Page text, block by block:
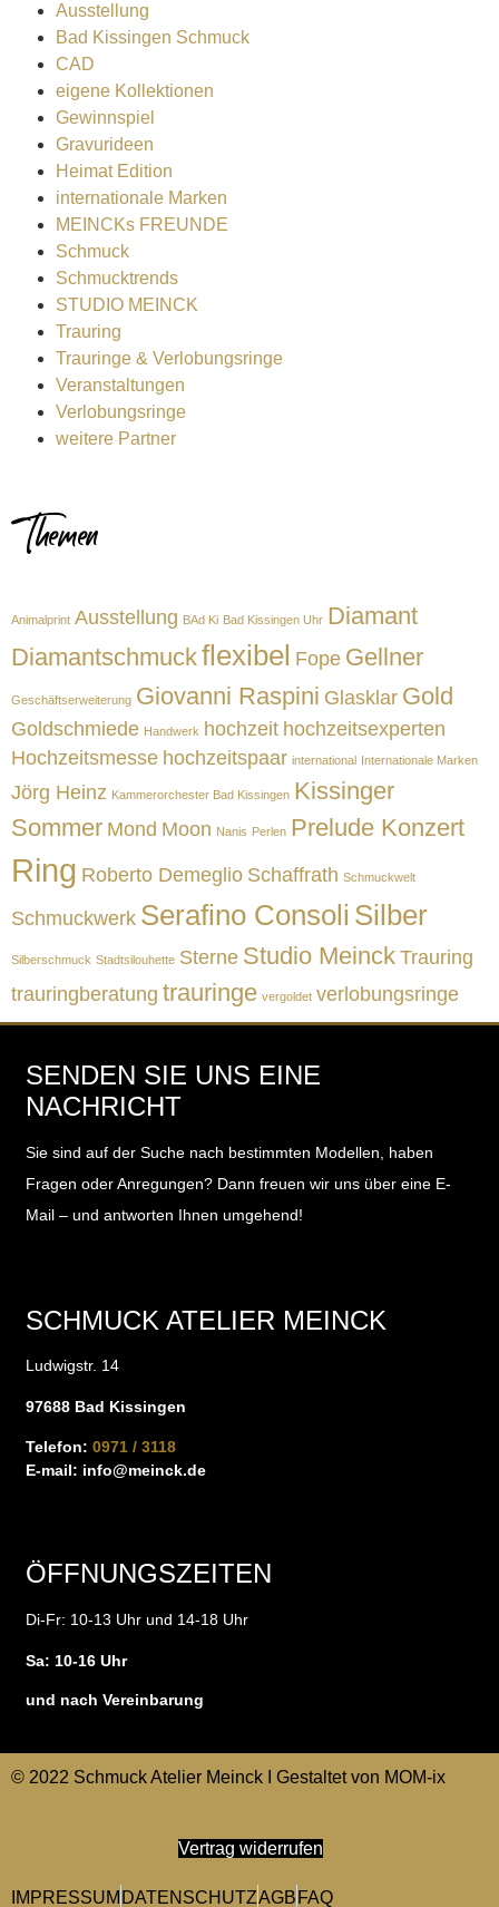
Ausstellung
Bad Kissingen Schmuck
CAD
eigene Kollektionen
Gewinnspiel
Gravurideen
Heimat Edition
internationale Marken
MEINCKs FREUNDE
Schmuck
Schmucktrends
STUDIO MEINCK
Trauring
Trauringe & Verlobungsringe
Veranstaltungen
Verlobungsringe
weitere Partner
Themen
Animalprint Ausstellung BAd Ki Bad Kissingen Uhr Diamant
Diamantschmuckflexibel Fope Gellner
Geschäftserweiterung Giovanni Raspini Glasklar Gold
Goldschmiede Handwerk hochzeit hochzeitsexperten
Hochzeitsmesse hochzeitspaar international Internationale Marken
Jörg Heinz Kammerorchester Bad Kissingen Kissinger
Sommer Mond Moon Nanis Perlen Prelude Konzert
Ring Roberto Demeglio Schaffrath Schmuckwelt
Schmuckwerk Serafino Consoli Silber
Silberschmuck Stadtsilouhette Sterne Studio Meinck Trauring
trauringberatung trauringe vergoldet verlobungsringe
SENDEN SIE UNS EINE
NACHRICHT
Sie sind auf der Suche nach bestimmten Modellen, haben
Fragen oder Anregungen? Dann freuen wir uns über eine E-
Mail – und antworten Ihnen umgehend!
SCHMUCK ATELIER MEINCK
Ludwigstr. 14
97688 Bad Kissingen
Telefon: 0971 / 3118
E-mail: info@meinck.de
ÖFFNUNGSZEITEN
Di-Fr: 10-13 Uhr und 14-18 Uhr
Sa: 10-16 Uhr
und nach Vereinbarung
© 2022 Schmuck Atelier Meinck I Gestaltet von MOM-ix
Vertrag widerrufen
IMPRESSUM DATENSCHUTZAGB FAQ